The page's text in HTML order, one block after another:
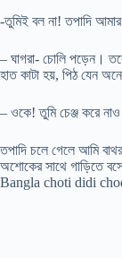
-তুমিই বল না! তপাদি
– ঘাগরা- চোলি পড়েন।
হাত কাটা হয়, পিঠ যেন
– ওকে! তুমি চেঞ্জ করে
তপাদি চলে গেলে আমি
অশোকের সাথে গাড়িতে
Bangla choti didi